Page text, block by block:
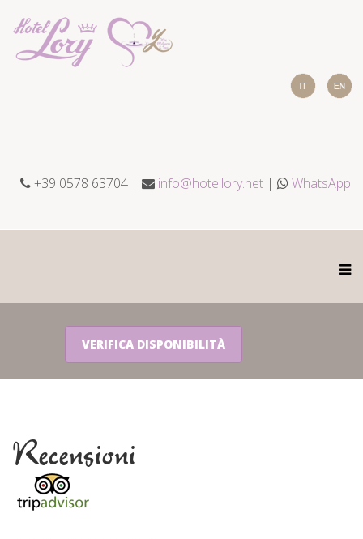
+39 0578 63704 | info@hotellory.net | WhatsApp
Recensioni